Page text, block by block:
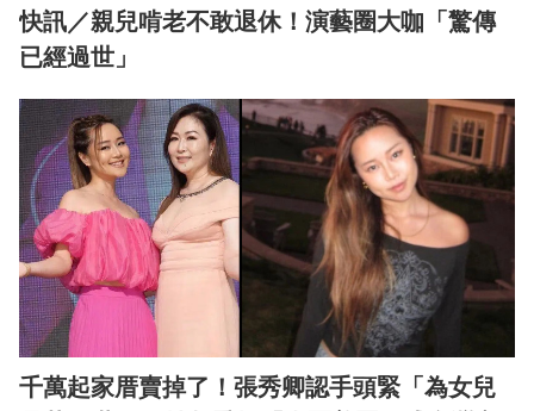
快訊／親兒啃老不敢退休！演藝圈大咖「驚傳
已經過世」
千萬起家厝賣掉了！張秀卿認手頭緊「為女兒